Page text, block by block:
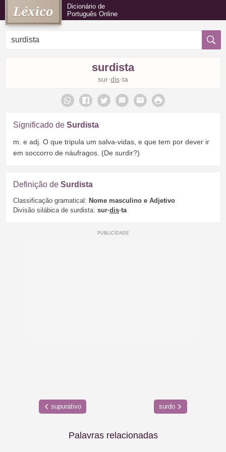
Dicionário de
Português Online
surdista
sur·dis·ta
Significado de Surdista
m. e adj. O que tripula um salva-vidas, e que tem por dever ir
em soccorro de náufragos. (De surdir?)
Definição de Surdista
Classificação gramatical: Nome masculino e Adjetivo
Divisão silábica de surdista: sur·dis·ta
supurativo surdo
Palavras relacionadas